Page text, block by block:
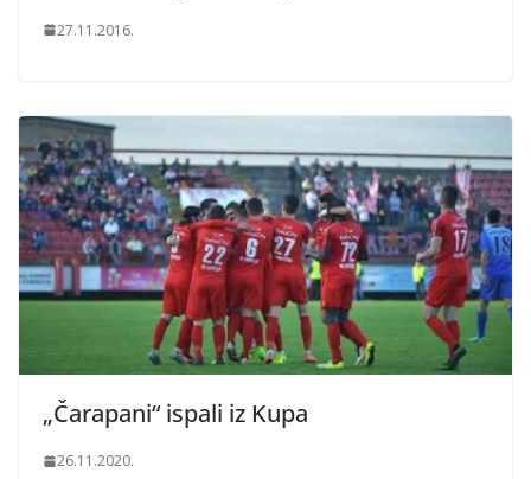
27.11.2016.
„Čarapani“ ispali iz Kupa
26.11.2020.